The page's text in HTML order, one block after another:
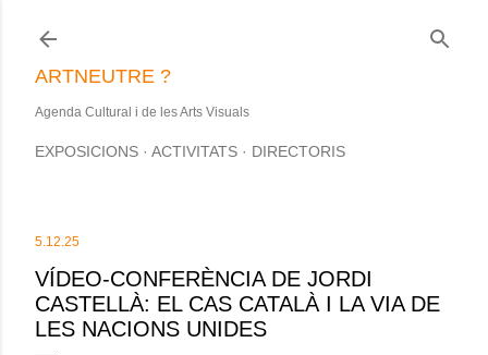
ARTNEUTRE ?
Agenda Cultural i de les Arts Visuals
EXPOSICIONS ACTIVITATS DIRECTORIS
5.12.25
VÍDEO-CONFERÈNCIA DE JORDI
CASTELLÀ: EL CAS CATALÀ I LA VIA DE
LES NACIONS UNIDES